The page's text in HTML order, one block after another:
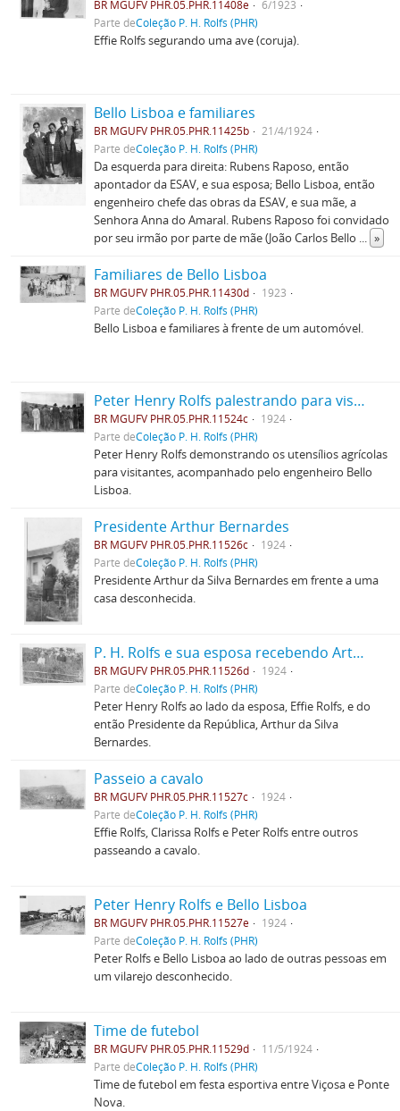
BR MGUFV PHR.05.PHR.11408e
6/1923
Parte deColeção P. H. Rolfs (PHR)
Effie Rolfs segurando uma ave (coruja).
Bello Lisboa e familiares
BR MGUFV PHR.05.PHR.11425b
21/4/1924
Parte deColeção P. H. Rolfs (PHR)
Da esquerda para direita: Rubens Raposo, então
apontador da ESAV, e sua esposa; Bello Lisboa, então
engenheiro chefe das obras da ESAV, e sua mãe, a
Senhora Anna do Amaral. Rubens Raposo foi convidado
por seu irmão por parte de mãe (João Carlos Bello ... »
Familiares de Bello Lisboa
BR MGUFV PHR.05.PHR.11430d
1923
Parte deColeção P. H. Rolfs (PHR)
Bello Lisboa e familiares à frente de um automóvel.
Peter Henry Rolfs palestrando para visitantes
BR MGUFV PHR.05.PHR.11524c
1924
Parte deColeção P. H. Rolfs (PHR)
Peter Henry Rolfs demonstrando os utensílios agrícolas
para visitantes, acompanhado pelo engenheiro Bello
Lisboa.
Presidente Arthur Bernardes
BR MGUFV PHR.05.PHR.11526c
1924
Parte deColeção P. H. Rolfs (PHR)
Presidente Arthur da Silva Bernardes em frente a uma
casa desconhecida.
P. H. Rolfs e sua esposa recebendo Arthur Bernardes
BR MGUFV PHR.05.PHR.11526d
1924
Parte deColeção P. H. Rolfs (PHR)
Peter Henry Rolfs ao lado da esposa, Effie Rolfs, e do
então Presidente da República, Arthur da Silva
Bernardes.
Passeio a cavalo
BR MGUFV PHR.05.PHR.11527c
1924
Parte deColeção P. H. Rolfs (PHR)
Effie Rolfs, Clarissa Rolfs e Peter Rolfs entre outros
passeando a cavalo.
Peter Henry Rolfs e Bello Lisboa
BR MGUFV PHR.05.PHR.11527e
1924
Parte deColeção P. H. Rolfs (PHR)
Peter Rolfs e Bello Lisboa ao lado de outras pessoas em
um vilarejo desconhecido.
Time de futebol
BR MGUFV PHR.05.PHR.11529d
11/5/1924
Parte deColeção P. H. Rolfs (PHR)
Time de futebol em festa esportiva entre Viçosa e Ponte
Nova.